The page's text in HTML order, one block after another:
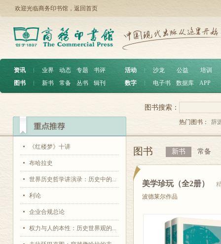
欢迎光临商务印书馆， 返回首页
资讯 ︱ 业界 动态 专题
书评
图书
︱ 新书 常备 丛书 辑刊
活动 沙龙 公益
培训
数字
电子书 数据库 APP
《红楼梦》十讲
布哈拉史
世界历史哲学讲演录：历史中的...
利论
企业合规总论
权力与人的本性：历史世界观的...
图书搜索：
热门图书： 辞
图书 新书 常备
美学珍玩（全2册）
波德莱尔作品